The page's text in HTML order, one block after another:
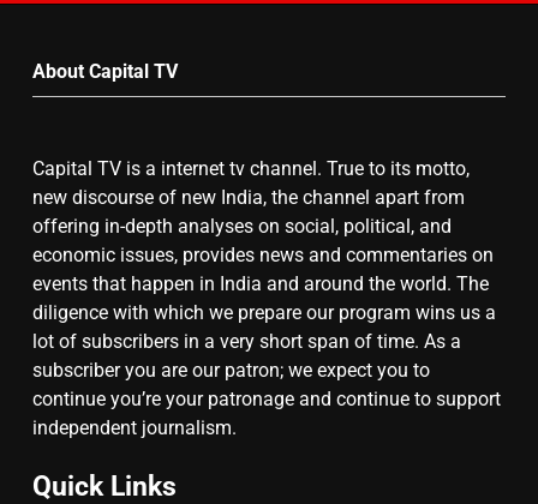
गाजा युद्धविराम को लेकर बड़ी खबरें
8
चुनाव से पहले लालू परिवार पर बड़ा झटका,
दिल्ली कोर्ट ने IRCTC घोटाले में आरोप
तय किए
by
About Capital TV
Capital TV is a internet tv channel. True to its motto,
new discourse of new India, the channel apart from
offering in-depth analyses on social, political, and
economic issues, provides news and commentaries on
events that happen in India and around the world. The
diligence with which we prepare our program wins us a
lot of subscribers in a very short span of time. As a
subscriber you are our patron; we expect you to
continue you’re your patronage and continue to support
independent journalism.
Quick Links